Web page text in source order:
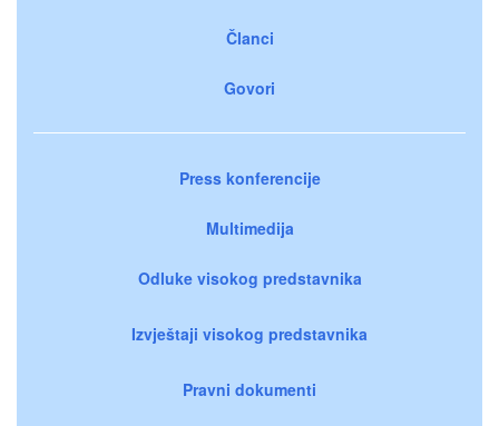
Članci
Govori
Press konferencije
Multimedija
Odluke visokog predstavnika
Izvještaji visokog predstavnika
Pravni dokumenti